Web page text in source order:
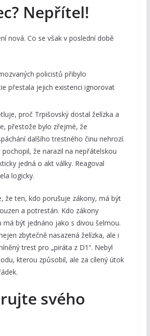
Nepřítel!
nová. Co se však v poslední době
policistů přibylo
přestala jejich existenci ignorovat
proč Trpišovský dostal želízka a
přestože bylo zřejmé, že
dalšího trestného činu nehrozí.
že narazil na nepřátelskou
jedná o akt války. Reagoval
logicky.
že ten, kdo porušuje zákony, má být
a potrestán. Kdo zákony
má být jednáno jako s divou šelmou.
zbytečně nasazená želízka, ale i
trest pro „piráta z D1“. Nebyl
kterou způsobil, ale za cílený útok
svého